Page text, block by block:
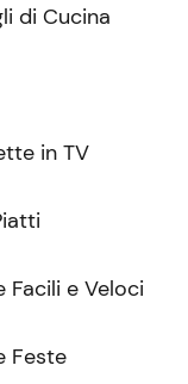
di Cucina
in TV
Facili e Veloci
Feste